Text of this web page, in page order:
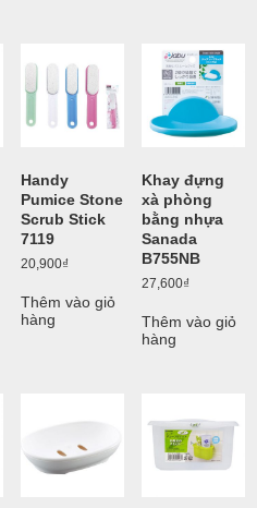
Handy
Pumice Stone
Scrub Stick
7119
20,900₫
Thêm vào giỏ
hàng
Khay đựng
xà phòng
bằng nhựa
Sanada
B755NB
27,600₫
Thêm vào giỏ
hàng